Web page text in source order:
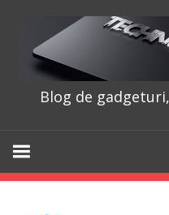
content
Blog de